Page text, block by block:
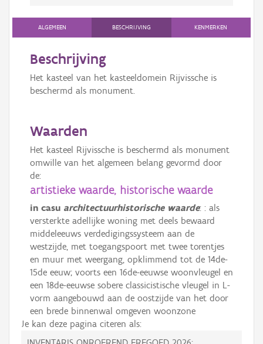
ALGEMEEN BESCHRIJVING KENMERKEN
Beschrijving
Het kasteel van het kasteeldomein Rijvissche is
beschermd als monument.
Waarden
Het kasteel Rijvissche is beschermd als monument
omwille van het algemeen belang gevormd door
de:
artistieke waarde, historische waarde
in casu architectuurhistorische waarde: : als
versterkte adellijke woning met deels bewaard
middeleeuws verdedigingssysteem aan de
westzijde, met toegangspoort met twee torentjes
en muur met weergang, opklimmend tot de 14de-
15de eeuw; voorts een 16de-eeuwse woonvleugel en
een 18de-eeuwse sobere classicistische vleugel in L-
vorm aangebouwd aan de oostzijde van het door
een brede binnenwal omgeven woonzone
Je kan deze pagina citeren als: